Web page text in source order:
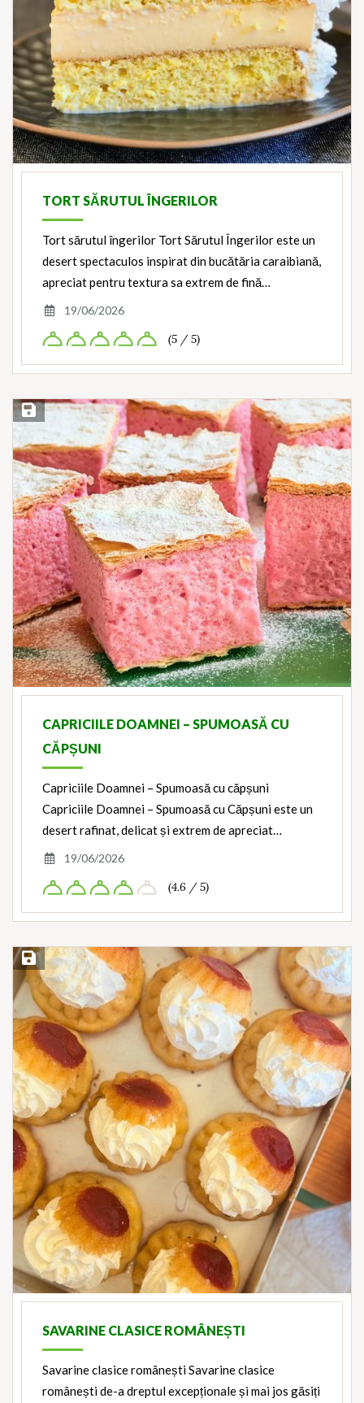
TORT SĂRUTUL ÎNGERILOR
Tort sărutul îngerilor Tort Sărutul Îngerilor este un
desert spectaculos inspirat din bucătăria caraibiană,
apreciat pentru textura sa extrem de fină…
19/06/2026
(5 / 5)
Save Recipe
CAPRICIILE DOAMNEI – SPUMOASĂ CU
CĂPȘUNI
Capriciile Doamnei – Spumoasă cu căpșuni
Capriciile Doamnei – Spumoasă cu Căpșuni este un
desert rafinat, delicat și extrem de apreciat…
19/06/2026
(4.6 / 5)
Save Recipe
SAVARINE CLASICE ROMÂNEȘTI
Savarine clasice românești Savarine clasice
românești de-a dreptul excepționale și mai jos găsiți